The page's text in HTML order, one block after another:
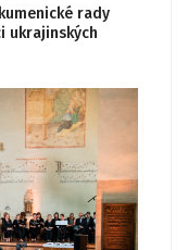
rady
ukrajinských